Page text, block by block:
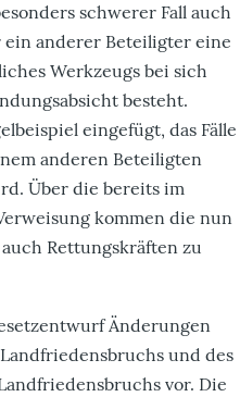
schwerer Fall auch
anderer Beteiligter eine
Werkzeugs bei sich
besteht.
eingefügt, das Fälle
anderen Beteiligten
Über die bereits im
kommen die nun
Rettungskräften zu
Änderungen
und des
vor. Die